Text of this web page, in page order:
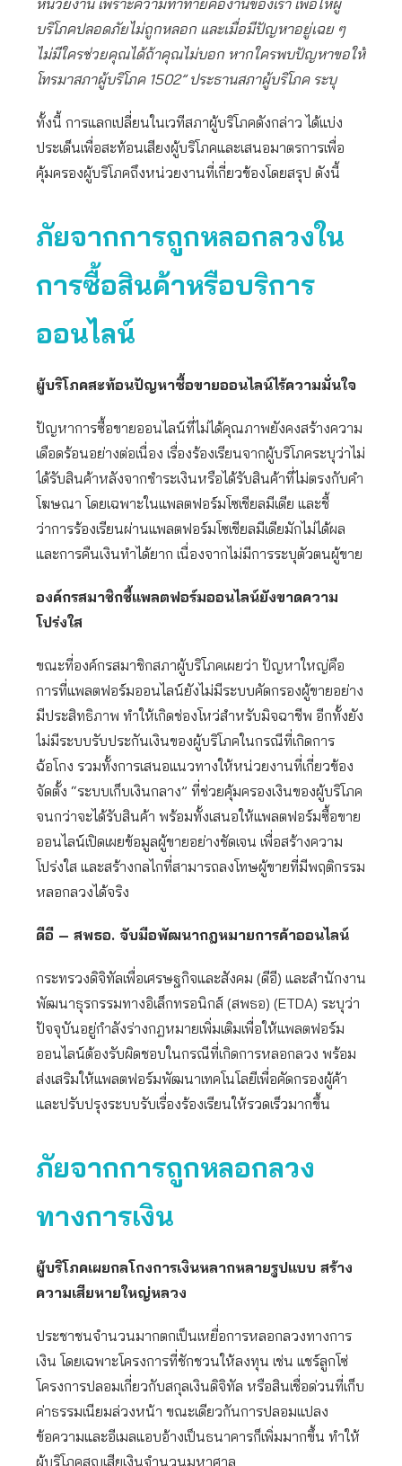
หน่วยงาน เพราะความท้าทายคืองานของเรา เพื่อให้ผู้
บริโภคปลอดภัยไม่ถูกหลอก และเมื่อมีปัญหาอยู่เฉย ๆ
ไม่มีใครช่วยคุณได้ถ้าคุณไม่บอก หากใครพบปัญหาขอให้
โทรมาสภาผู้บริโภค 1502” ประธานสภาผู้บริโภค ระบุ
ทั้งนี้ การแลกเปลี่ยนในเวทีสภาผู้บริโภคดังกล่าว ได้แบ่ง
ประเด็นเพื่อสะท้อนเสียงผู้บริโภคและเสนอมาตรการเพื่อ
คุ้มครองผู้บริโภคถึงหน่วยงานที่เกี่ยวข้องโดยสรุป ดังนี้
ภัยจากการถูกหลอกลวงใน
การซื้อสินค้าหรือบริการ
ออนไลน์
ผู้บริโภคสะท้อนปัญหาซื้อขายออนไลน์ไร้ความมั่นใจ
ปัญหาการซื้อขายออนไลน์ที่ไม่ได้คุณภาพยังคงสร้างความ
เดือดร้อนอย่างต่อเนื่อง เรื่องร้องเรียนจากผู้บริโภคระบุว่าไม่
ได้รับสินค้าหลังจากชำระเงินหรือได้รับสินค้าที่ไม่ตรงกับคำ
โฆษณา โดยเฉพาะในแพลตฟอร์มโซเชียลมีเดีย และชี้
ว่าการร้องเรียนผ่านแพลตฟอร์มโซเชียลมีเดียมักไม่ได้ผล
และการคืนเงินทำได้ยาก เนื่องจากไม่มีการระบุตัวตนผู้ขาย
องค์กรสมาชิกชี้แพลตฟอร์มออนไลน์ยังขาดความ
โปร่งใส
ขณะที่องค์กรสมาชิกสภาผู้บริโภคเผยว่า ปัญหาใหญ่คือ
การที่แพลตฟอร์มออนไลน์ยังไม่มีระบบคัดกรองผู้ขายอย่าง
มีประสิทธิภาพ ทำให้เกิดช่องโหว่สำหรับมิจฉาชีพ อีกทั้งยัง
ไม่มีระบบรับประกันเงินของผู้บริโภคในกรณีที่เกิดการ
ฉ้อโกง รวมทั้งการเสนอแนวทางให้หน่วยงานที่เกี่ยวข้อง
จัดตั้ง “ระบบเก็บเงินกลาง” ที่ช่วยคุ้มครองเงินของผู้บริโภค
จนกว่าจะได้รับสินค้า พร้อมทั้งเสนอให้แพลตฟอร์มซื้อขาย
ออนไลน์เปิดเผยข้อมูลผู้ขายอย่างชัดเจน เพื่อสร้างความ
โปร่งใส และสร้างกลไกที่สามารถลงโทษผู้ขายที่มีพฤติกรรม
หลอกลวงได้จริง
ดีอี – สพธอ. จับมือพัฒนากฎหมายการค้าออนไลน์
กระทรวงดิจิทัลเพื่อเศรษฐกิจและสังคม (ดีอี) และสำนักงาน
พัฒนาธุรกรรมทางอิเล็กทรอนิกส์ (สพธอ) (ETDA) ระบุว่า
ปัจจุบันอยู่กำลังร่างกฎหมายเพิ่มเติมเพื่อให้แพลตฟอร์ม
ออนไลน์ต้องรับผิดชอบในกรณีที่เกิดการหลอกลวง พร้อม
ส่งเสริมให้แพลตฟอร์มพัฒนาเทคโนโลยีเพื่อคัดกรองผู้ค้า
และปรับปรุงระบบรับเรื่องร้องเรียนให้รวดเร็วมากขึ้น
ภัยจากการถูกหลอกลวง
ทางการเงิน
ผู้บริโภคเผยกลโกงการเงินหลากหลายรูปแบบ สร้าง
ความเสียหายใหญ่หลวง
ประชาชนจำนวนมากตกเป็นเหยื่อการหลอกลวงทางการ
เงิน โดยเฉพาะโครงการที่ชักชวนให้ลงทุน เช่น แชร์ลูกโซ่
โครงการปลอมเกี่ยวกับสกุลเงินดิจิทัล หรือสินเชื่อด่วนที่เก็บ
ค่าธรรมเนียมล่วงหน้า ขณะเดียวกันการปลอมแปลง
ข้อความและอีเมลแอบอ้างเป็นธนาคารก็เพิ่มมากขึ้น ทำให้
ผู้บริโภคสูญเสียเงินจำนวนมหาศาล